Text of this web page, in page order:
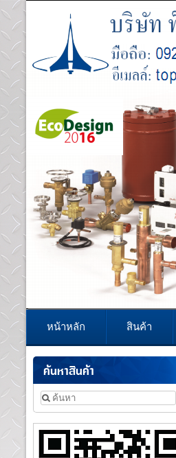
หน้าหลัก สินค้า
ค้นหาสินค้า